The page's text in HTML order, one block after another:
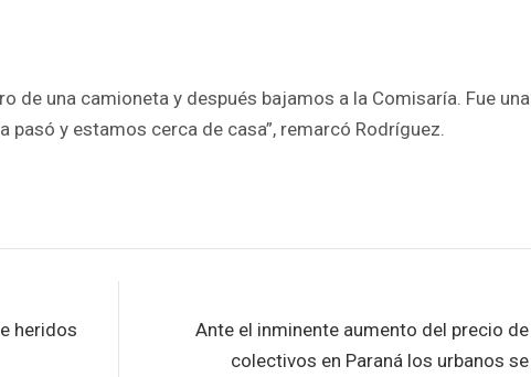
de una camioneta y después bajamos a la Comisaría. Fue una
pasó y estamos cerca de casa”, remarcó Rodríguez.
heridos
Ante el inminente aumento del precio de
colectivos en Paraná los urbanos se